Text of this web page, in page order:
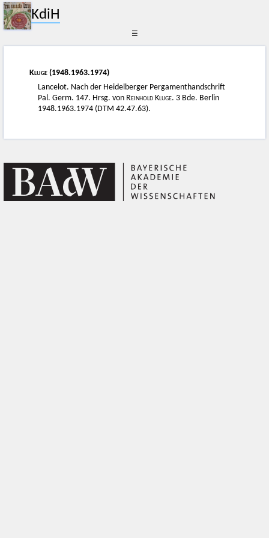
KdiH
☰
Kluge (1948.1963.1974)
Lancelot. Nach der Heidelberger Pergamenthandschrift
Pal. Germ. 147. Hrsg. von Reinhold Kluge. 3 Bde. Berlin
1948.1963.1974 (DTM 42.47.63).